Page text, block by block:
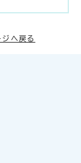
ジへ戻る